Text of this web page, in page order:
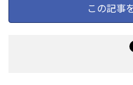
この記事